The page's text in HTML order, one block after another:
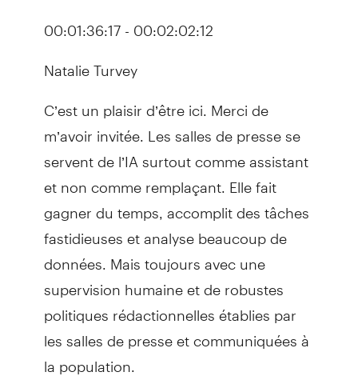
00:01:36:17 - 00:02:02:12
Natalie Turvey
C’est un plaisir d’être ici. Merci de
m’avoir invitée. Les salles de presse se
servent de l’IA surtout comme assistant
et non comme remplaçant. Elle fait
gagner du temps, accomplit des tâches
fastidieuses et analyse beaucoup de
données. Mais toujours avec une
supervision humaine et de robustes
politiques rédactionnelles établies par
les salles de presse et communiquées à
la population.